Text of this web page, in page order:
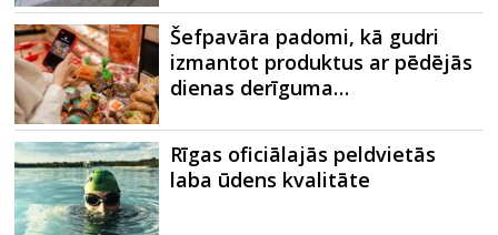
Šefpavāra padomi, kā gudri
izmantot produktus ar pēdējās
dienas derīguma…
Rīgas oficiālajās peldvietās
laba ūdens kvalitāte